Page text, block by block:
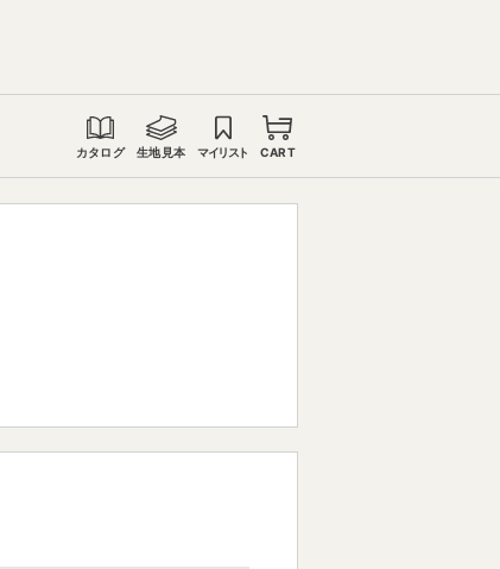
カタログ 生地見本 マイリスト CART